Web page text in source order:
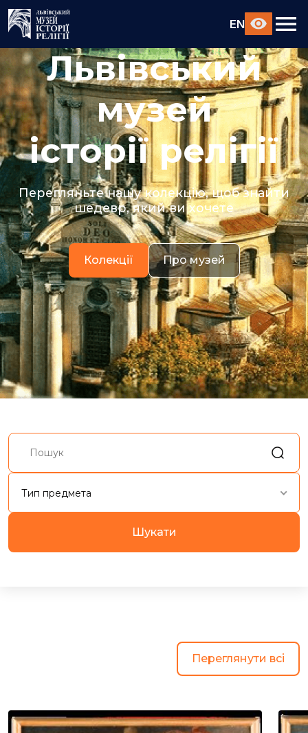
EN
Львівський
музей
історії релігії
Перегляньте нашу колекцію, щоб знайти
шедевр, який ви хочете
Колекції Про музей
Тип предмета
Шукати
Переглянути всі